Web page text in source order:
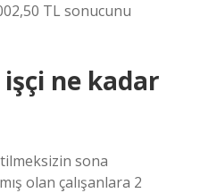
TL sonucunu
işçi ne kadar
sona
olan çalışanlara 2